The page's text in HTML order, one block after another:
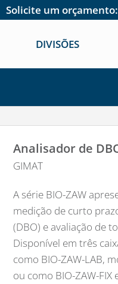
Solicite um orçamento:
DIVISÕES
Analisador de
GIMAT
A série BIO-ZAW
medição de curto
(DBO) e avaliação de
Disponível em três
como BIO-ZAW-LAB,
ou como BIO-ZAW-